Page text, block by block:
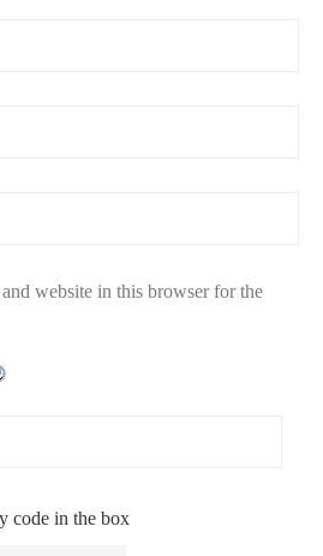
website in this browser for the
code in the box